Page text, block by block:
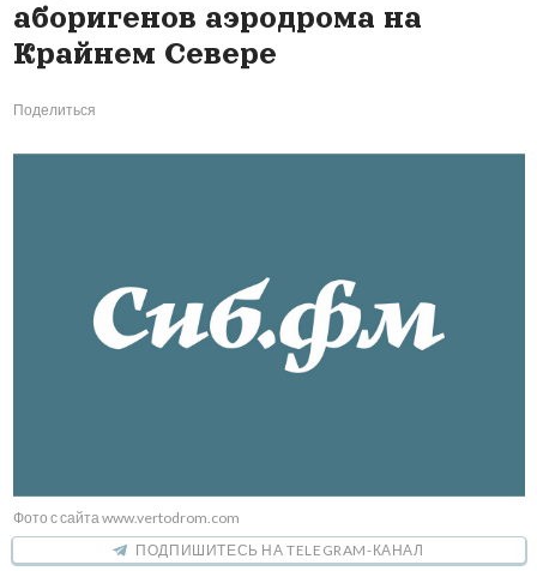
аборигенов аэродрома на
Крайнем Севере
Поделиться
Фото с сайта www.vertodrom.com
ПОДПИШИТЕСЬ НА TELEGRAM-КАНАЛ